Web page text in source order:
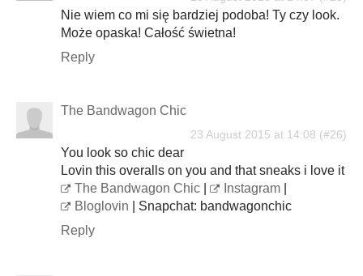
Nie wiem co mi się bardziej podoba! Ty czy look.
Może opaska! Całość świetna!
Reply
The Bandwagon Chic
23 August 2015 at 14:08
You look so chic dear
Lovin this overalls on you and that sneaks i love it
The Bandwagon Chic
Instagram
Bloglovin | Snapchat: bandwagonchic
Reply